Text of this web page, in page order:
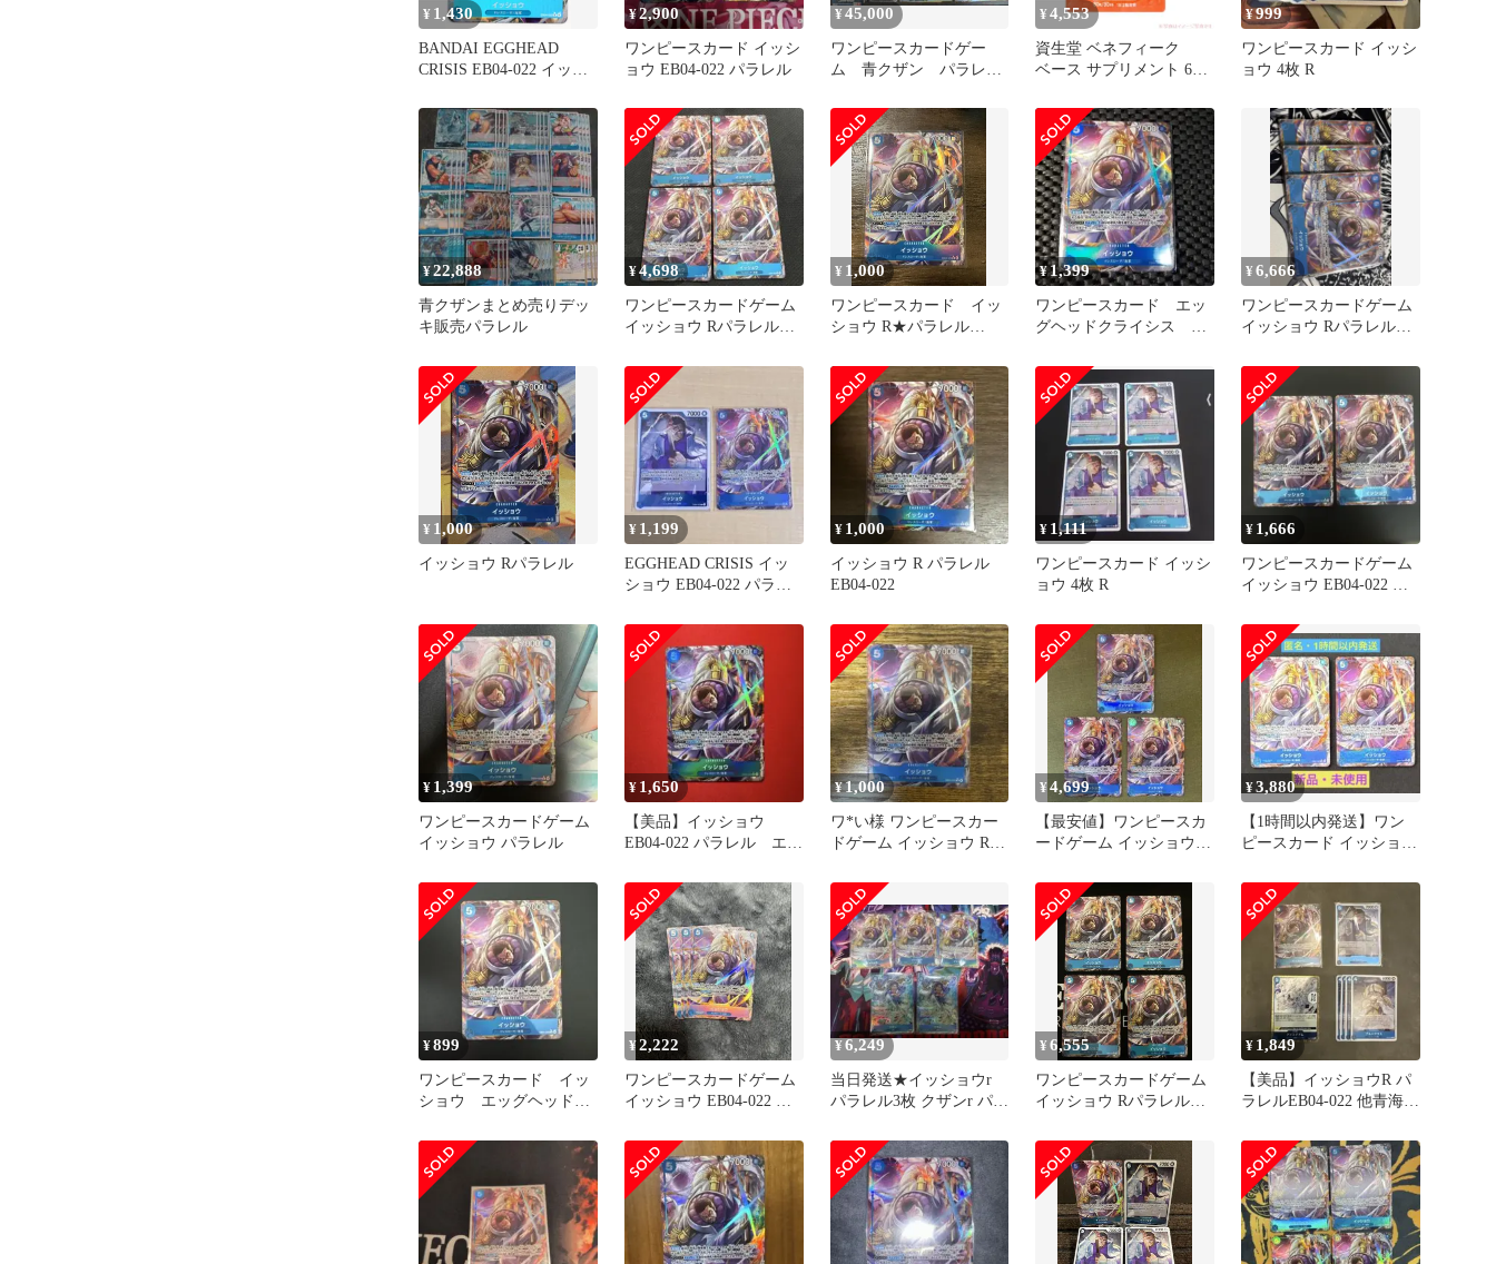
¥ 1,430
BANDAI EGGHEAD
CRISIS EB04-022 イッシ
¥2,900
ワンピースカード イッシ
ョウ EB04-022 パラレル
¥45,000
ワンピースカードゲー
ム 青クザン パラレル
¥ 4,553
資生堂 ベネフィーク
ベース サプリメント 60
品】〈美肌サプリメン
ト〉サプリメント ・ 健
康食品
¥999
ワンピースカード イッシ
ョウ 4枚 R
¥22,888
青クザンまとめ売りデッ
キ販売パラレル
¥4,698
ワンピースカードゲーム
イッショウ Rパラレル
¥ 1,000
ワンピースカード イッ
ショウ R★パラレル
¥1,399
ワンピースカード エッ
グヘッドクライシス イ
ル
¥6,666
ワンピースカードゲーム
イッショウ Rパラレル
¥ 1,000
イッショウ Rパラレル
¥ 1,199
EGGHEAD CRISIS イッ
ショウ EB04-022 パラレ
¥ 1,000
イッショウ R パラレル
EB04-022
¥ 1,111
ワンピースカード イッシ
ョウ 4枚 R
¥ 1,666
ワンピースカードゲーム
イッショウ EB04-022 エ
¥ 1,399
ワンピースカードゲーム
イッショウ パラレル
¥ 1,650
【美品】イッショウ
EB04-022 パラレル エッ
¥1,000
ワ*い様 ワンピースカー
ドゲーム イッショウ R
¥4,699
【最安値】ワンピースカ
ードゲーム イッショウ R
¥3,880
【1時間以内発送】ワン
ピースカード イッショウ
¥899
ワンピースカード イッ
ショウ エッグヘッド
¥2,222
ワンピースカードゲーム
イッショウ EB04-022 エ
¥6,249
当日発送★イッショウr
パラレル3枚 クザンr パラ
¥6,555
ワンピースカードゲーム
イッショウ Rパラレル
¥ 1,849
【美品】イッショウR パ
ラレルEB04-022 他青海軍
ド